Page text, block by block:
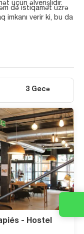
üçün əlverişlidir.
də istiqamət üzrə
imkanı verir ki, bu da
3 Gecə
- Hostel